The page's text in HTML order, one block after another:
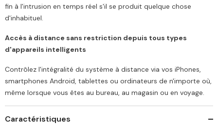
fin à l'intrusion en temps réel s'il se produit quelque chose
d'inhabituel.
Accès à distance sans restriction depuis tous types
d'appareils intelligents
Contrôlez l'intégralité du système à distance via vos iPhones,
smartphones Android, tablettes ou ordinateurs de n'importe où,
même lorsque vous êtes au bureau, au magasin ou en voyage.
Caractéristiques